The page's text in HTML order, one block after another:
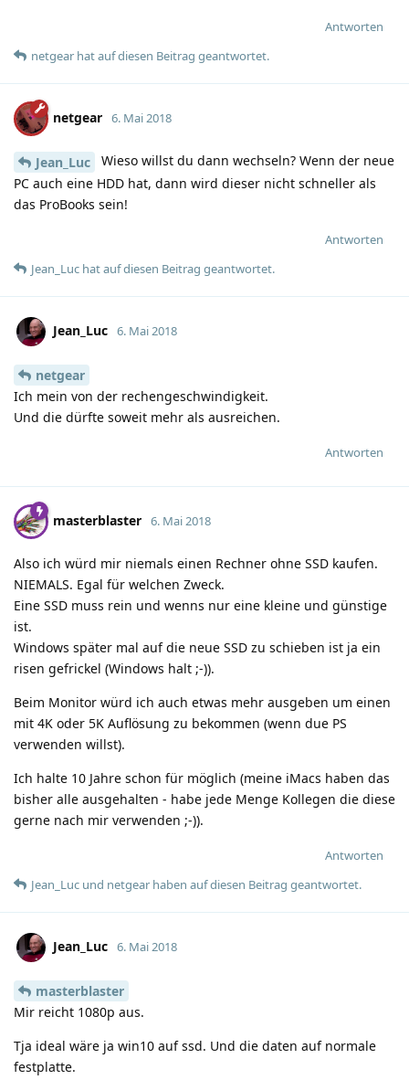
Antworten
netgear hatauf diesen Beitrag geantwortet.
netgear 6. Mai 2018
Jean_Luc
Wieso willst du dann wechseln? Wenn der neue
PC auch eine HDD hat, dann wird dieser nicht schneller als
das ProBooks sein!
Antworten
Jean_Luc hatauf diesen Beitrag geantwortet.
Jean_Luc 6. Mai 2018
netgear
Ich mein von der rechengeschwindigkeit.
Und die dürfte soweit mehr als ausreichen.
Antworten
masterblaster 6. Mai 2018
Also ich würd mir niemals einen Rechner ohne SSD kaufen.
NIEMALS. Egal für welchen Zweck.
Eine SSD muss rein und wenns nur eine kleine und günstige
ist.
Windows später mal auf die neue SSD zu schieben ist ja ein
risen gefrickel (Windows halt ;-)).
Beim Monitor würd ich auch etwas mehr ausgeben um einen
mit 4K oder 5K Auflösung zu bekommen (wenn due PS
verwenden willst).
Ich halte 10 Jahre schon für möglich (meine iMacs haben das
bisher alle ausgehalten - habe jede Menge Kollegen die diese
gerne nach mir verwenden ;-)).
Antworten
Jean_Luc und netgear haben auf diesen Beitrag geantwortet.
Jean_Luc 6. Mai 2018
masterblaster
Mir reicht 1080p aus.
Tja ideal wäre ja win10 auf ssd. Und die daten auf normale
festplatte.